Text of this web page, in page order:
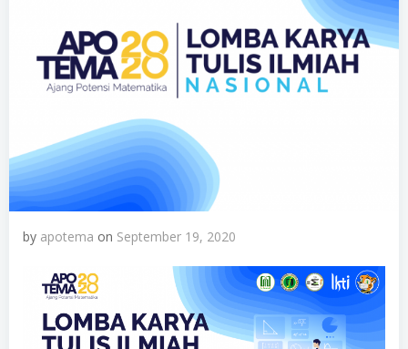
by apotema on September 19, 2020